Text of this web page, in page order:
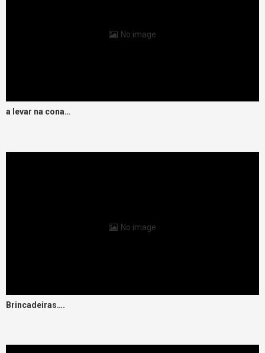
No image
a levar na cona…
No image
Brincadeiras….